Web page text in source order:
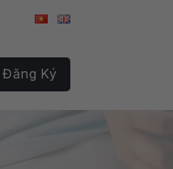
Đăng Ký